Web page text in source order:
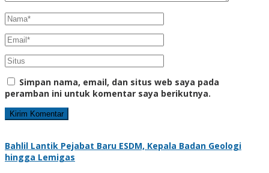
Simpan nama, email, dan situs web saya pada
peramban ini untuk komentar saya berikutnya.
Bahlil Lantik Pejabat Baru ESDM, Kepala Badan Geologi
hingga Lemigas